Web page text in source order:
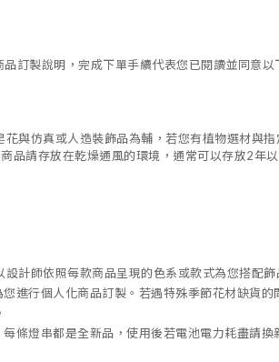
訂製說明，完成下單手續代表您已閱讀並同意以
與仿真或人造裝飾品為輔，若您有植物選材與
品請存放在乾燥通風的環境，通常可以存放2年
計師依照每款商品呈現的色系或款式為您搭配
您進行個人化商品訂製。若遇特殊季節花材缺貨
條燈串都是全新品，使用後若電池電力耗盡請換